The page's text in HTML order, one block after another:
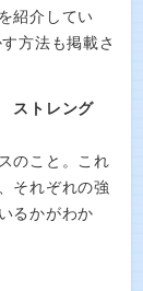
紹介してい
方法も掲載さ
ストレング
のこと。これ
それぞれの強
るかがわか